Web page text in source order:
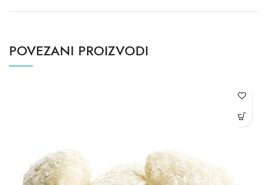
POVEZANI PROIZVODI